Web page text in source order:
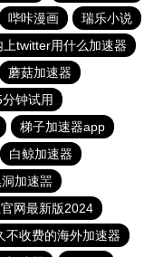
哔咔漫画
瑞乐小说
上twitter用什么加速器
蘑菇加速器
钟试用
梯子加速器app
白鲸加速器
加速噐
网最新版2024
不收费的海外加速器